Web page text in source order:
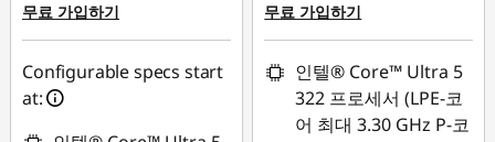
무료 가입하기
Configurable specs start
at:
무료 가입하기
인텔® Core™ Ultra 5
322 프로세서 (LPE-코
어 최대 3.30 GHz P-코